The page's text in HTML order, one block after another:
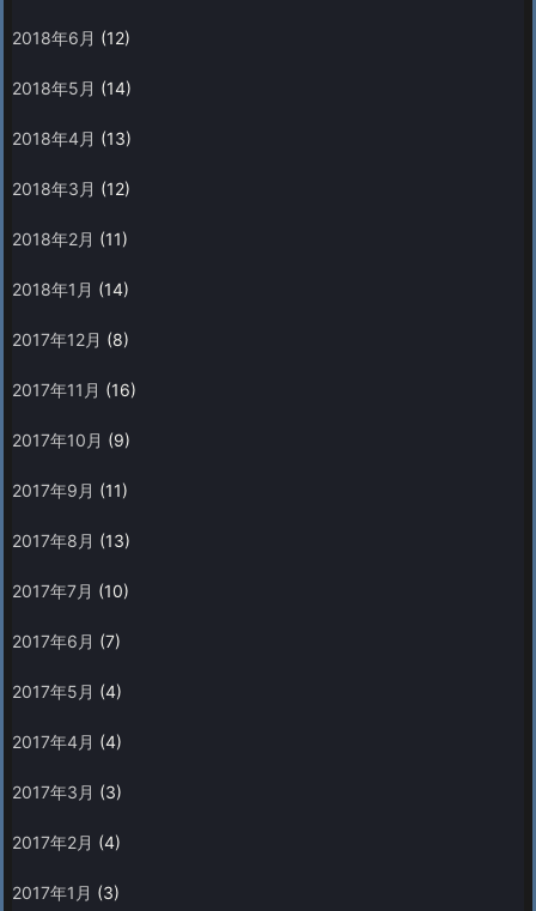
2018年6月 (12)
2018年5月 (14)
2018年4月 (13)
2018年3月 (12)
2018年2月 (11)
2018年1月 (14)
2017年12月 (8)
2017年11月 (16)
2017年10月 (9)
2017年9月 (11)
2017年8月 (13)
2017年7月 (10)
2017年6月 (7)
2017年5月 (4)
2017年4月 (4)
2017年3月 (3)
2017年2月 (4)
2017年1月 (3)